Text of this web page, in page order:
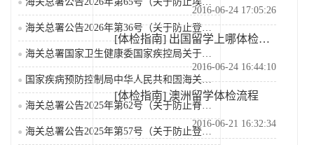
海关总署公告2026年第36号（关于防止登革热疫情传...
国家疾病预防控制局中华人民共和国海关总署关于公布监测...
2016-06-24 17:05:26
[体检指南] 出国留学上哪体检要搞清楚
2016-06-24 16:44:10
[体检指南] 澳洲留学体检流程
2016-06-21 16:32:34